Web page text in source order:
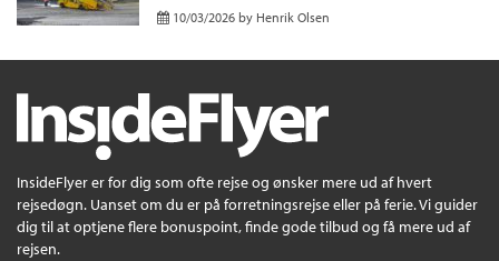
10/03/2026 by Henrik Olsen
InsideFlyer er for dig som ofte rejse og ønsker mere ud af hvert
rejsedøgn. Uanset om du er på forretningsrejse eller på ferie. Vi guider
dig til at optjene flere bonuspoint, finde gode tilbud og få mere ud af
rejsen.